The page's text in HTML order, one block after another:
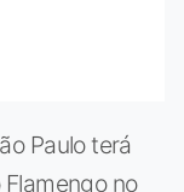
Paulo terá
no